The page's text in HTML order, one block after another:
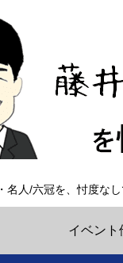
名人/六冠を、忖度な
イベント